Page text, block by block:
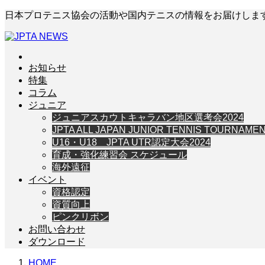
日本プロテニス協会の活動や国内テニスの情報をお届けしま
お知らせ
特集
コラム
ジュニア
ジュニアスカウトキャラバン地区選考会2024
JPTA ALL JAPAN JUNIOR TENNIS
U16・U18 JPTA UTR認定大会2024
育成・強化練習会 スケジュール
海外遠征
イベント
資格認定
資質向上
ピンクリボン
お問い合わせ
ダウンロード
HOME